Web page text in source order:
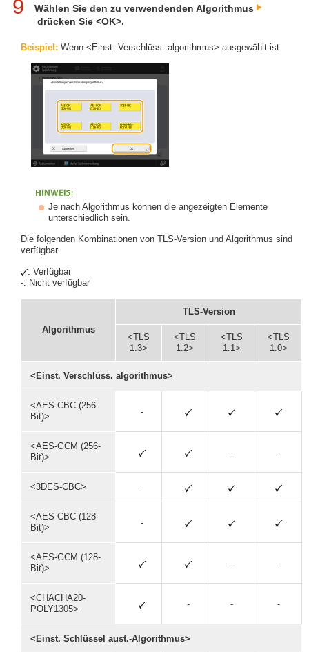
9
Wählen Sie den zu verwendenden Algorithmus
drücken Sie <OK>.
Beispiel: Wenn <Einst. Verschlüss. algorithmus> ausgewählt ist
Je nach Algorithmus können die angezeigten Elemente
unterschiedlich sein.
Die folgenden Kombinationen von TLS-Version und Algorithmus sind
verfügbar.
: Verfügbar
-: Nicht verfügbar
Algorithmus
TLS-Version
<TLS
1.3>
<TLS
1.2>
<TLS
1.1>
<TLS
1.0>
<Einst. Verschlüss. algorithmus>
<AES-CBC (256-
Bit)>
-
<AES-GCM (256-
Bit)>
- -
<3DES-CBC> -
<AES-CBC (128-
Bit)>
-
<AES-GCM (128-
Bit)>
- -
<CHACHA20-
POLY1305>
- - -
<Einst. Schlüssel aust.-Algorithmus>